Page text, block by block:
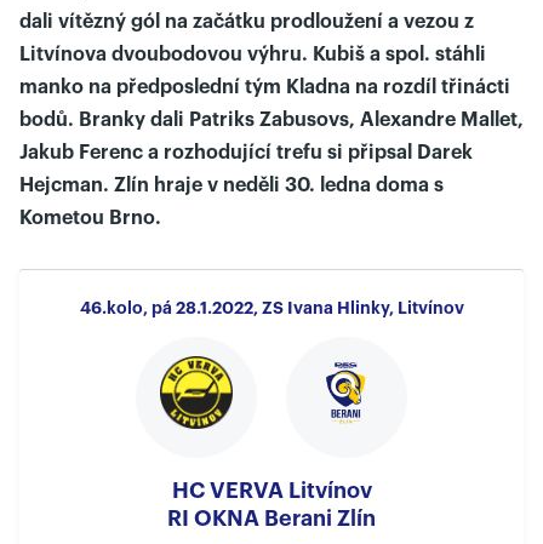
dali vítězný gól na začátku prodloužení a vezou z
Litvínova dvoubodovou výhru. Kubiš a spol. stáhli
manko na předposlední tým Kladna na rozdíl třinácti
bodů. Branky dali Patriks Zabusovs, Alexandre Mallet,
Jakub Ferenc a rozhodující trefu si připsal Darek
Hejcman. Zlín hraje v neděli 30. ledna doma s
Kometou Brno.
46.kolo, pá 28.1.2022, ZS Ivana Hlinky, Litvínov
HC VERVA Litvínov
RI OKNA Berani Zlín